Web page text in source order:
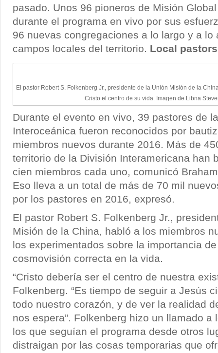
pasado. Unos 96 pioneros de Misión
durante el programa en vivo por sus
96 nuevas congregaciones a lo largo y a lo
campos locales del territorio. Local
El pastor Robert S. Folkenberg Jr., presidente de la Unión Misión de la
Cristo el centro de su vida. Imagen de Libna
Durante el evento en vivo, 39 pastores de
Interoceánica fueron reconocidos por
miembros nuevos durante 2016. Más de
territorio de la División Interamericana han
cien miembros cada uno, comunicó
Eso lleva a un total de más de 70 mil
por los pastores en 2016, expresó.
El pastor Robert S. Folkenberg Jr.,
Misión de la China, habló a los miembros
los experimentados sobre la importancia
cosmovisión correcta en la vida.
“Cristo debería ser el centro de nuestra
Folkenberg. “Es tiempo de seguir a Jesús
todo nuestro corazón, y de ver la realidad
nos espera”. Folkenberg hizo un llamado a
los que seguían el programa desde otros
distraigan por las cosas temporarias que